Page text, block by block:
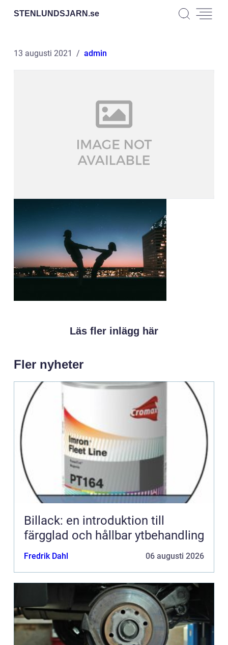
STENLUNDSJARN.se
13 augusti 2021 admin
Läs fler inlägg här
Fler nyheter
Billack: en introduktion till
färgglad och hållbar ytbehandling
Fredrik Dahl 06 augusti 2026